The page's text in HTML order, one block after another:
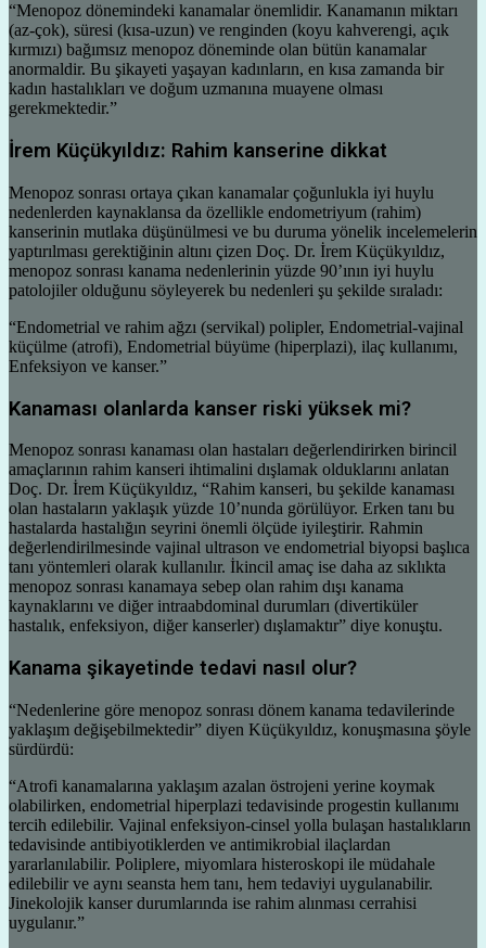
“Menopoz dönemindeki kanamalar önemlidir. Kanamanın miktarı
(az-çok), süresi (kısa-uzun) ve renginden (koyu kahverengi, açık
kırmızı) bağımsız menopoz döneminde olan bütün kanamalar
anormaldir. Bu şikayeti yaşayan kadınların, en kısa zamanda bir
kadın hastalıkları ve doğum uzmanına muayene olması
gerekmektedir.”
İrem Küçükyıldız: Rahim kanserine dikkat
Menopoz sonrası ortaya çıkan kanamalar çoğunlukla iyi huylu
nedenlerden kaynaklansa da özellikle endometriyum (rahim)
kanserinin mutlaka düşünülmesi ve bu duruma yönelik incelemelerin
yaptırılması gerektiğinin altını çizen Doç. Dr. İrem Küçükyıldız,
menopoz sonrası kanama nedenlerinin yüzde 90’ının iyi huylu
patolojiler olduğunu söyleyerek bu nedenleri şu şekilde sıraladı:
“Endometrial ve rahim ağzı (servikal) polipler, Endometrial-vajinal
küçülme (atrofi), Endometrial büyüme (hiperplazi), ilaç kullanımı,
Enfeksiyon ve kanser.”
Kanaması olanlarda kanser riski yüksek mi?
Menopoz sonrası kanaması olan hastaları değerlendirirken birincil
amaçlarının rahim kanseri ihtimalini dışlamak olduklarını anlatan
Doç. Dr. İrem Küçükyıldız, “Rahim kanseri, bu şekilde kanaması
olan hastaların yaklaşık yüzde 10’nunda görülüyor. Erken tanı bu
hastalarda hastalığın seyrini önemli ölçüde iyileştirir. Rahmin
değerlendirilmesinde vajinal ultrason ve endometrial biyopsi başlıca
tanı yöntemleri olarak kullanılır. İkincil amaç ise daha az sıklıkta
menopoz sonrası kanamaya sebep olan rahim dışı kanama
kaynaklarını ve diğer intraabdominal durumları (divertiküler
hastalık, enfeksiyon, diğer kanserler) dışlamaktır” diye konuştu.
Kanama şikayetinde tedavi nasıl olur?
“Nedenlerine göre menopoz sonrası dönem kanama tedavilerinde
yaklaşım değişebilmektedir” diyen Küçükyıldız, konuşmasına şöyle
sürdürdü:
“Atrofi kanamalarına yaklaşım azalan östrojeni yerine koymak
olabilirken, endometrial hiperplazi tedavisinde progestin kullanımı
tercih edilebilir. Vajinal enfeksiyon-cinsel yolla bulaşan hastalıkların
tedavisinde antibiyotiklerden ve antimikrobial ilaçlardan
yararlanılabilir. Poliplere, miyomlara histeroskopi ile müdahale
edilebilir ve aynı seansta hem tanı, hem tedaviyi uygulanabilir.
Jinekolojik kanser durumlarında ise rahim alınması cerrahisi
uygulanır.”